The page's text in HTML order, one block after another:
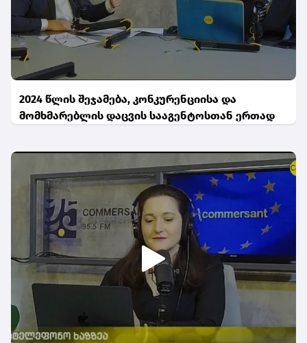
2024 წლის შეჯამება, კონკურენციისა და
მომხმარებლის დაცვის სააგენტოსთან ერთად